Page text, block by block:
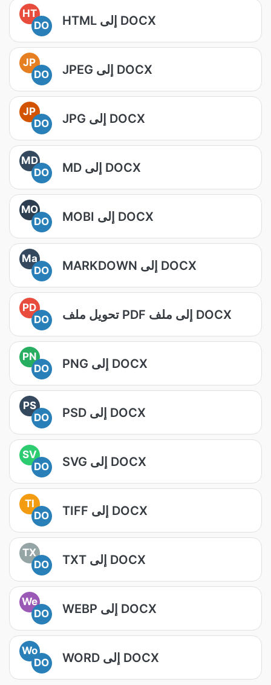
HT
DO
HTML إلى DOCX
JP
DO
JPEG إلى DOCX
JP
DO
JPG إلى DOCX
MD
DO
MD إلى DOCX
MO
DO
MOBI إلى DOCX
Ma
DO
MARKDOWN إلى DOCX
PD
DO
تحويل ملف PDF إلى ملف DOCX
PN
DO
PNG إلى DOCX
PS
DO
PSD إلى DOCX
SV
DO
SVG إلى DOCX
TI
DO
TIFF إلى DOCX
TX
DO
TXT إلى DOCX
We
DO
WEBP إلى DOCX
Wo
DO
WORD إلى DOCX